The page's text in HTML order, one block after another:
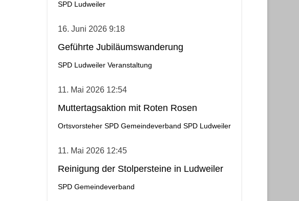
SPD Ludweiler
16. Juni 2026 9:18
Geführte Jubiläumswanderung
SPD Ludweiler Veranstaltung
11. Mai 2026 12:54
Muttertagsaktion mit Roten Rosen
Ortsvorsteher SPD Gemeindeverband SPD Ludweiler
11. Mai 2026 12:45
Reinigung der Stolpersteine in Ludweiler
SPD Gemeindeverband